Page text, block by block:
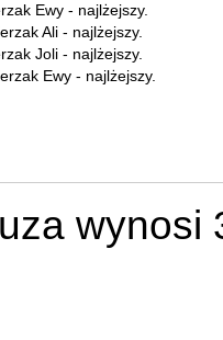
Ewy - najlżejszy.
Ali - najlżejszy.
Joli - najlżejszy.
Ewy - najlżejszy.
wynosi